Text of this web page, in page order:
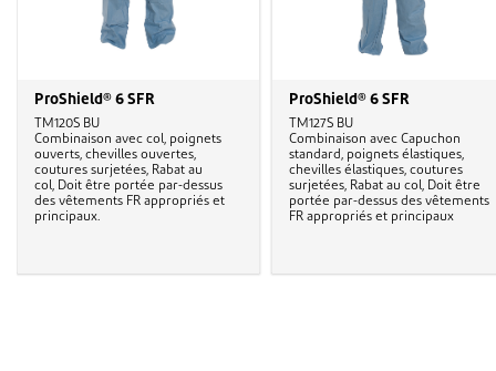
ProShield® 6 SFR
TM120S BU
Combinaison avec col, poignets
ouverts, chevilles ouvertes,
coutures surjetées, Rabat au
col, Doit être portée par-dessus
des vêtements FR appropriés et
principaux.
ProShield® 6 SFR
TM127S BU
Combinaison avec Capuchon
standard, poignets élastiques,
chevilles élastiques, coutures
surjetées, Rabat au col, Doit être
portée par-dessus des vêtements
FR appropriés et principaux